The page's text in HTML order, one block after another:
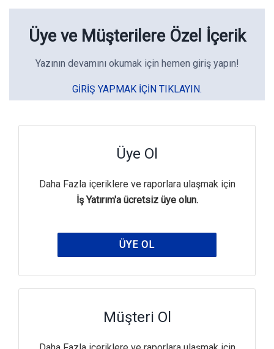
Üye ve Müşterilere Özel İçerik
Yazının devamını okumak için hemen giriş yapın!
GIRIŞ YAPMAK IÇIN TIKLAYIN.
Üye Ol
Daha Fazla içeriklere ve raporlara ulaşmak için
İş Yatırım'a ücretsiz üye olun.
ÜYE OL
Müşteri Ol